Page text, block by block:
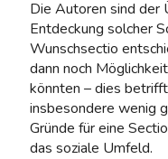
Die Autoren sind der
Entdeckung solcher
Wunschsectio
dann noch
könnten – dies
insbesondere wenig
Gründe für eine
das soziale Umfeld.